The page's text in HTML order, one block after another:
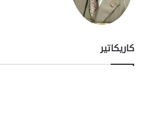
كاريكاتير